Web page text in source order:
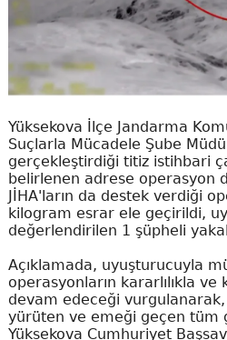
Yüksekova İlçe Jandarma
Suçlarla Mücadele Şube
gerçekleştirdiği titiz istihbari
belirlenen adrese operasyon
JİHA'ların da destek verdiği
kilogram esrar ele geçirildi,
değerlendirilen 1 şüpheli
Açıklamada, uyuşturucuyla
operasyonların kararlılıkla ve
devam edeceği
yürüten ve emeği geçen tüm
Yüksekova Cumhuriyet